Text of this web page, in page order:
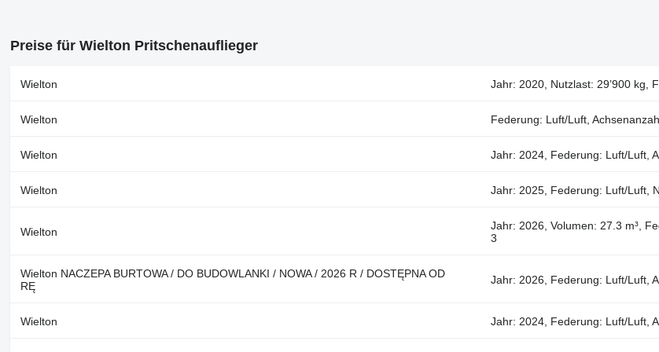
Preise für Wielton Pritschenauflieger
Wielton Jahr: 2020, Nutzlast: 29’900 kg,
Wielton Federung: Luft/Luft,
Wielton Jahr: 2024, Federung: Luft/Luft,
Wielton Jahr: 2025, Federung: Luft/Luft,
Wielton
Jahr: 2026, Volumen: 27.3 m³,
3
Wielton NACZEPA BURTOWA / DO BUDOWLANKI / NOWA / 2026 R / DOSTĘPNA OD
RĘ
Jahr: 2026, Federung: Luft/Luft,
Wielton Jahr: 2024, Federung: Luft/Luft,